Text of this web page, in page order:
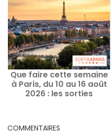
Que faire cette semaine
à Paris, du 10 au 16 août
2026 : les sorties
COMMENTAIRES